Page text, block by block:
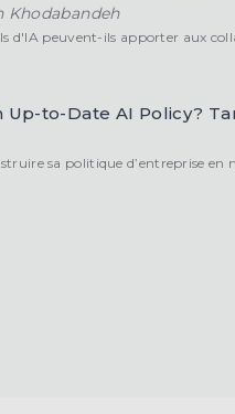
Khodabandeh
d'IA peuvent-ils apporter aux
Up-to-Date AI Policy?
sa politique d’entreprise en